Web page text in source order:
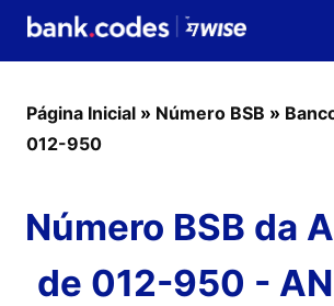
Página Inicial » Número BSB »
012-950
Número BSB da
de 012-950 -